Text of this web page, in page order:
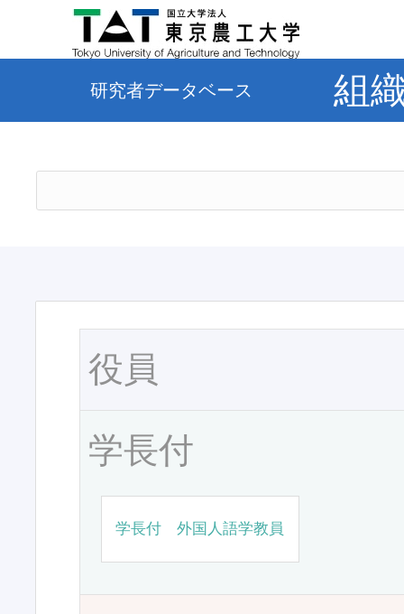
研究者データベース 組
役員
学長付
学長付 外国人語学教員